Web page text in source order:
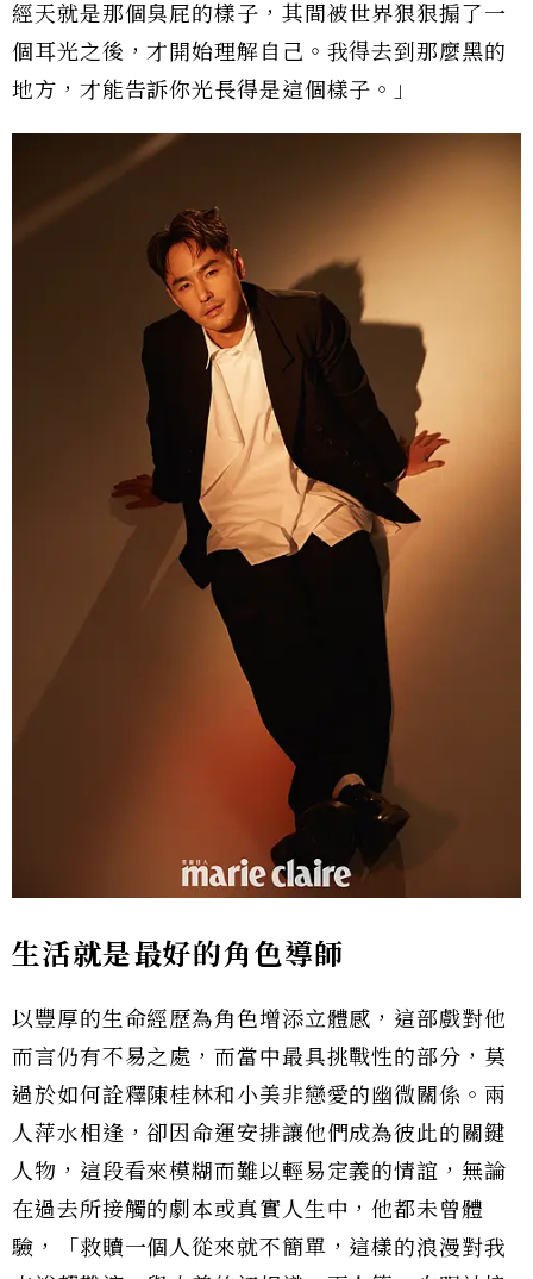
經天就是那個臭屁的樣子，其間被世界狠狠搧了一
個耳光之後，才開始理解自己。我得去到那麼黑的
地方，才能告訴你光長得是這個樣子。」
生活就是最好的角色導師
以豐厚的生命經歷為角色增添立體感，這部戲對他
而言仍有不易之處，而當中最具挑戰性的部分，莫
過於如何詮釋陳桂林和小美非戀愛的幽微關係。兩
人萍水相逢，卻因命運安排讓他們成為彼此的關鍵
人物，這段看來模糊而難以輕易定義的情誼，無論
在過去所接觸的劇本或真實人生中，他都未曾體
驗，「救贖一個人從來就不簡單，這樣的浪漫對我